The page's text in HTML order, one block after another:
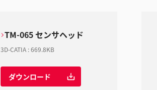
TM-065 センサヘッド
3D-CATIA :669.8KB
ダウンロード